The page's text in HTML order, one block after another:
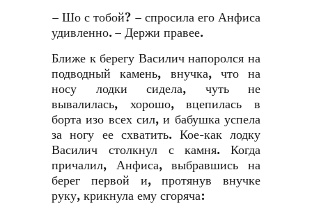
– Шо с тобой? – спросила его Анфиса
удивленно. – Держи правее.
Ближе к берегу Василич напоролся на
подводный камень, внучка, что на
носу лодки сидела, чуть не
вывалилась, хорошо, вцепилась в
борта изо всех сил, и бабушка успела
за ногу ее схватить. Кое-как лодку
Василич столкнул с камня. Когда
причалил, Анфиса, выбравшись на
берег первой и, протянув внучке
руку, крикнула ему сгоряча: